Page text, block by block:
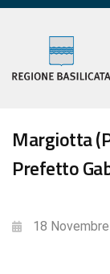
Margiotta
Prefetto
18